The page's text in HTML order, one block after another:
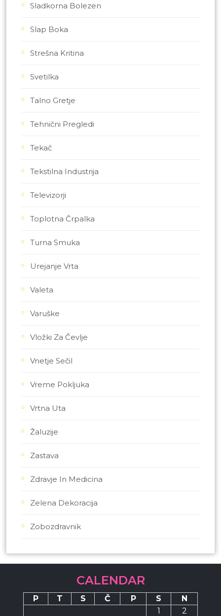
Sladkorna Bolezen
Slap Boka
Strešna Kritina
Svetilka
Talno Gretje
Tehnični Pregledi
Tekač
Tekstilna Industrija
Televizorji
Toplotna Črpalka
Turna Smuka
Urejanje Vrta
Valeta
Varuške
Vložki Za Čevlje
Vnetje Sečil
Vreme Pokljuka
Vrtna Uta
Žaluzije
Zastava
Zdravje In Medicina
Zelena Dekoracija
Zobozdravnik
CALENDAR
P T S Č P S
N
1
2